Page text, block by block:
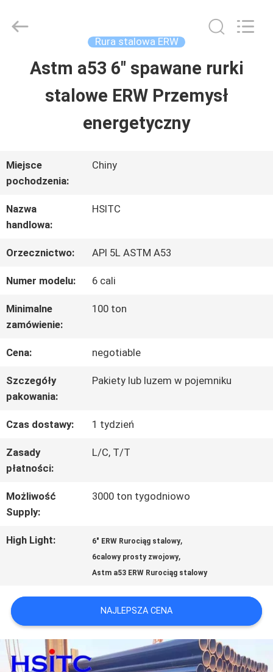
DOMU
O
NAS
WYCIECZKA
PO
FABRYCE
KONTROLA
JAKOŚCI
SKONTAKTUJ
SIĘ
Z
NAMI
POPROŚ
O
WYCENĘ
Trade
Rura stalowa ERW
Astm a53 6" spawane rurki
stalowe ERW Przemysł
energetyczny
Miejsce
pochodzenia:
Chiny
Nazwa
handlowa:
HSITC
Orzecznictwo: API 5L ASTM A53
Numer modelu: 6 cali
Minimalne
zamówienie:
100 ton
Cena: negotiable
Szczegóły
pakowania:
Pakiety lub luzem w pojemniku
Czas dostawy: 1 tydzień
Zasady
płatności:
L/C, T/T
Możliwość
Supply:
3000 ton tygodniowo
High Light: 6" ERW Rurociąg stalowy,
6calowy prosty zwojowy,
Astm a53 ERW Rurociąg stalowy
NAJLEPSZA CENA